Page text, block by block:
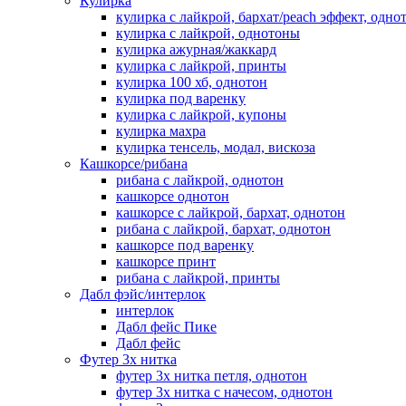
кулирка с лайкрой, бархат/peach эффект,
кулирка с лайкрой, однотоны
кулирка ажурная/жаккард
кулирка с лайкрой, принты
кулирка 100 хб, однотон
кулирка под варенку
кулирка с лайкрой, купоны
кулирка махра
кулирка тенсель, модал, вискоза
Кашкорсе/рибана
рибана с лайкрой, однотон
кашкорсе однотон
кашкорсе с лайкрой, бархат, однотон
рибана с лайкрой, бархат, однотон
кашкорсе под варенку
кашкорсе принт
рибана с лайкрой, принты
Дабл фэйс/интерлок
интерлок
Дабл фейс Пике
Дабл фейс
Футер 3х нитка
футер 3х нитка петля, однотон
футер 3х нитка с начесом, однотон